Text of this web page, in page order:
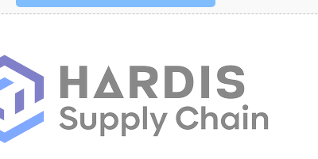
IMMOBILIER
LOGISTIQUE